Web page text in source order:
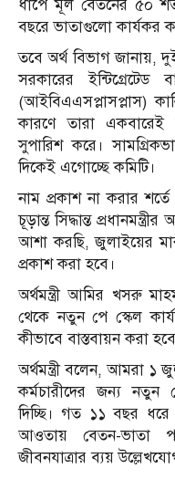
ধাপে মূল বেতনের ৫০
বছরে ভাতাগুলো কার্যকর
তবে অর্থ বিভাগ জানায়,
সরকারের ইন্টিগ্রেটেড
(আইবিএএসপ্লাসপ্লাস)
কারণে তারা
সুপারিশ করে।
দিকেই এগোচ্ছে কমিটি।
নাম প্রকাশ না করার
চূড়ান্ত সিদ্ধান্ত
আশা করছি, জুলাইয়ের
প্রকাশ করা হবে।
অর্থমন্ত্রী আমির খসরু
থেকে নতুন পে স্কেল
কীভাবে বাস্তবায়ন করা
অর্থমন্ত্রী বলেন, আমরা ১
কর্মচারীদের জন্য নতুন
দিচ্ছি। গত ১১ বছর ধরে
আওতায় বেতন-ভাতা
জীবনযাত্রার ব্যয়